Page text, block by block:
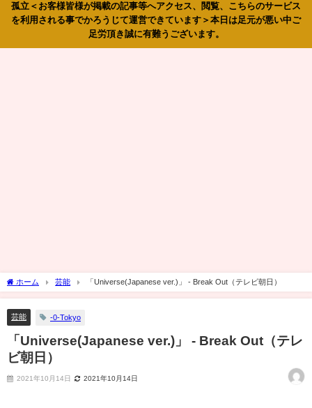
孤立＜お客様皆様が掲載の記事等へアクセス、閲覧、こちらのサービス
を利用される事でかろうじて運営できています＞本日は足元が悪い中ご
足労頂き誠に有難うございます。
ホーム 芸能 「Universe(Japanese ver.)」 - Break Out（テレビ朝日）
芸能 -0-Tokyo
「Universe(Japanese ver.)」 - Break Out（テレ
ビ朝日）
2021年10月14日 2021年10月14日